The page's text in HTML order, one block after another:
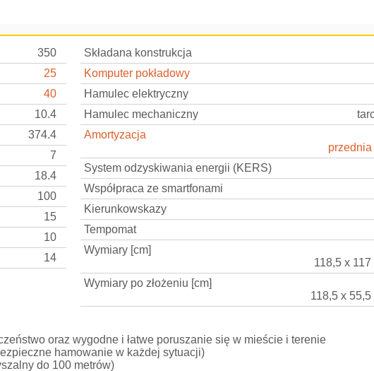
350
25
40
10.4
374.4
7
18.4
100
15
10
14
Składana konstrukcja
Komputer pokładowy
Hamulec elektryczny
Hamulec mechaniczny
Amortyzacja
przednia
System odzyskiwania energii (KERS)
Współpraca ze smartfonami
Kierunkowskazy
Tempomat
Wymiary [cm]
118,5 x
Wymiary po złożeniu [cm]
118,5 x 55,5
oraz wygodne i łatwe poruszanie się w mieście i terenie
hamowanie w każdej sytuacji)
do 100 metrów)